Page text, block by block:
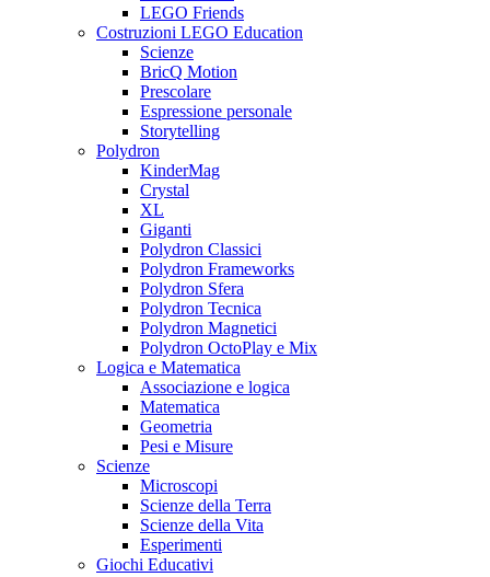
LEGO Friends
Costruzioni LEGO Education
Scienze
BricQ Motion
Prescolare
Espressione personale
Storytelling
Polydron
KinderMag
Crystal
XL
Giganti
Polydron Classici
Polydron Frameworks
Polydron Sfera
Polydron Tecnica
Polydron Magnetici
Polydron OctoPlay e Mix
Logica e Matematica
Associazione e logica
Matematica
Geometria
Pesi e Misure
Scienze
Microscopi
Scienze della Terra
Scienze della Vita
Esperimenti
Giochi Educativi